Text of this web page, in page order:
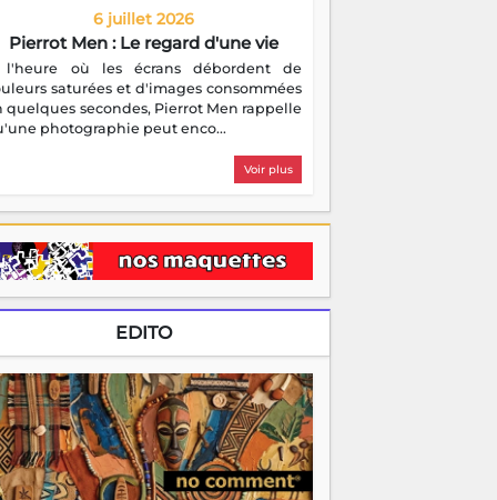
6 juillet 2026
Pierrot Men : Le regard d'une vie
l'heure où les écrans débordent de
saturées et d'images consommées
quelques secondes, Pierrot Men rappelle
photographie peut enco...
Voir plus
EDITO